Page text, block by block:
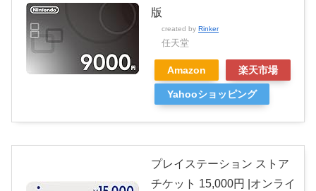
版
created by Rinker
任天堂
Amazon 楽天市場
Yahooショッピング
プレイステーション ストア
チケット 15,000円 |オンライ